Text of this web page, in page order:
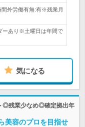
間外労働有無:有※残業月
ーあり※土曜日は年間で
気になる
◎残業少なめ◎確定拠出年
美容のプロを目指せ